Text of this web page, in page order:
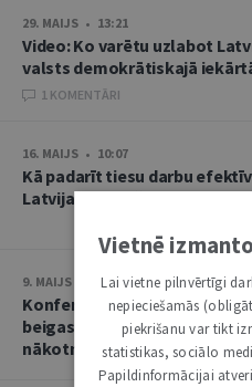
29. MAIJS • 13:21
Video: Ko varētu uzlabot
valsts demokrātiskajā
1 KOMENTĀRI
16. MAIJS • 10:07
Kā padarīt tiesu darbu
Latvijas tiesnešu konference
9. MAIJS • 13:50
Konference “Otrā pasaules
beigas Eiropā un Baltija:
nākotne”
Vietnē
Lai vietne pilnvērtīgi
nepieciešamās
piekrišanu var tikt
statistikas, sociālo
Papildinformācijai